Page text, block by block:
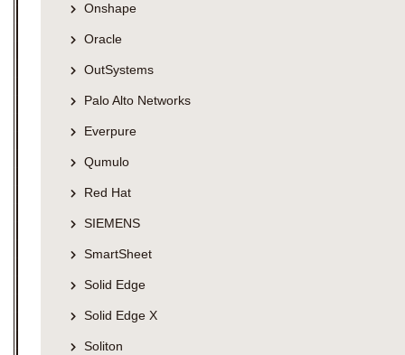
Onshape
Oracle
OutSystems
Palo Alto Networks
Everpure
Qumulo
Red Hat
SIEMENS
SmartSheet
Solid Edge
Solid Edge X
Soliton